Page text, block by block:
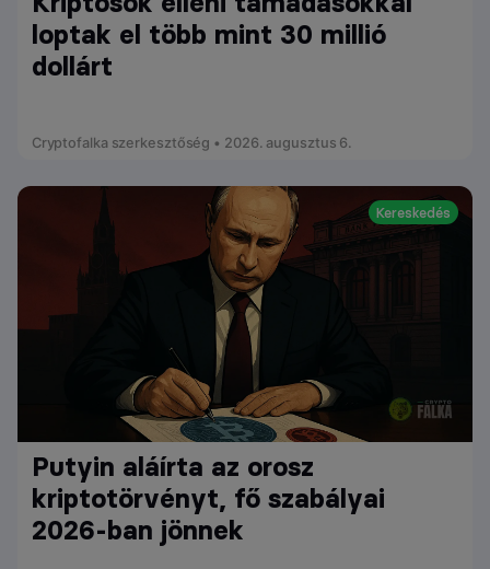
loptak el több mint 30 millió
dollárt
Cryptofalka szerkesztőség • 2026. augusztus 6.
Kereskedés
Putyin aláírta az orosz
kriptotörvényt, fő szabályai
2026-ban jönnek